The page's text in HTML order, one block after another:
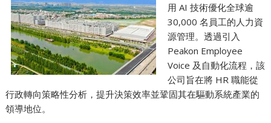
用 AI 技術優化全球逾
30,000 名員工的人力資
源管理。透過引入
Peakon Employee
Voice 及自動化流程，該
公司旨在將 HR 職能從
行政轉向策略性分析，提升決策效率並鞏固其在驅動系統產業的
領導地位。